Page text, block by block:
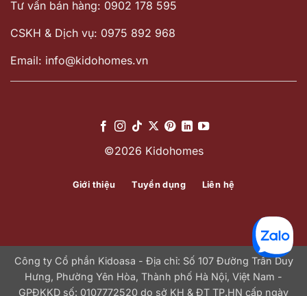
Tư vấn bán hàng: 0902 178 595
CSKH & Dịch vụ: 0975 892 968
Email: info@kidohomes.vn
©2026 Kidohomes
Giới thiệu Tuyển dụng Liên hệ
Công ty Cổ phần Kidoasa - Địa chỉ: Số 107 Đường Trần Duy
Hưng, Phường Yên Hòa, Thành phố Hà Nội, Việt Nam -
GPĐKKD số: 0107772520 do sở KH & ĐT TP.HN cấp ngày